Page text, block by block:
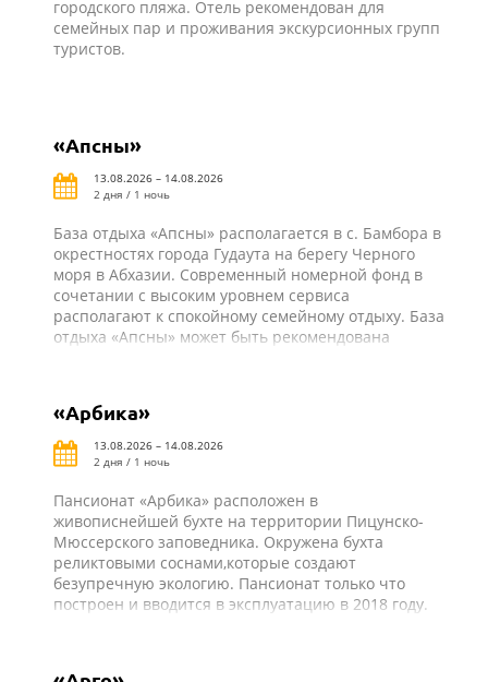
городского пляжа. Отель рекомендован для
семейных пар и проживания экскурсионных групп
туристов.
«Апсны»
13.08.2026 – 14.08.2026
2 дня / 1 ночь
База отдыха «Апсны» располагается в с. Бамбора в
окрестностях города Гудаута на берегу Черного
моря в Абхазии. Современный номерной фонд в
сочетании с высоким уровнем сервиса
располагают к спокойному семейному отдыху. База
отдыха «Апсны» может быть рекомендована
«Арбика»
13.08.2026 – 14.08.2026
2 дня / 1 ночь
Пансионат «Арбика» расположен в
живописнейшей бухте на территории Пицунско-
Мюссерского заповедника. Окружена бухта
реликтовыми соснами,которые создают
безупречную экологию. Пансионат только что
построен и вводится в эксплуатацию в 2018 году.